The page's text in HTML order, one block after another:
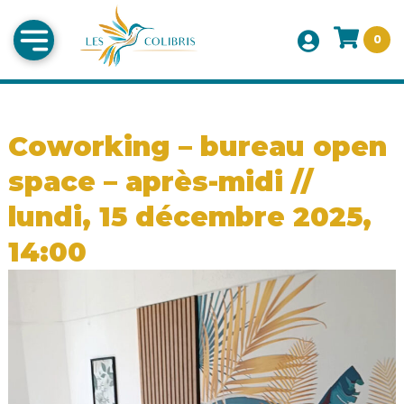
0
Coworking – bureau open
space – après-midi //
lundi, 15 décembre 2025,
14:00